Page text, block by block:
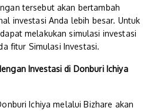
tersebut akan bertambah
investasi Anda lebih besar. Untuk
melakukan simulasi investasi
fitur Simulasi Investasi.
Investasi di Donburi Ichiya
Ichiya melalui Bizhare akan